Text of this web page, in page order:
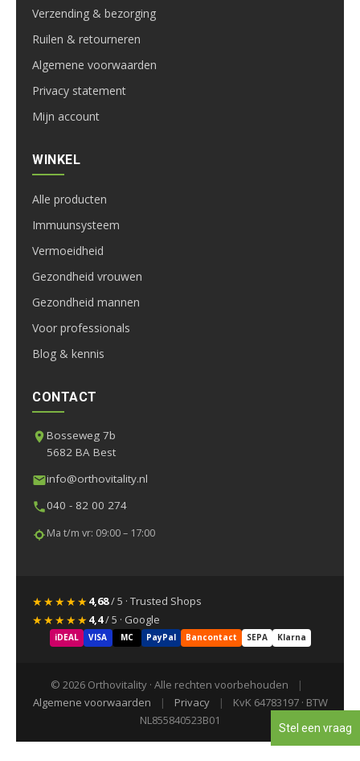
Verzending & bezorging
Ruilen & retourneren
Algemene voorwaarden
Privacy statement
Mijn account
WINKEL
Alle producten
Immuunsysteem
Vermoeidheid
Gezondheid vrouwen
Gezondheid mannen
Voor professionals
Blog & kennis
CONTACT
Bosseweg 7b
5682 BA Best
info@orthovitality.nl
040 - 82 00 274
Ma t/m vr: 09:00 – 17:00
★★★★★4,68/ 5 · Trusted Shops
★★★★★4,4/ 5 · Google
iDEAL VISA MC PayPal Bancontact SEPA Klarna
© 2026 Orthovitality · Alle rechten voorbehouden
|
Algemene voorwaarden
| Privacy |
KvK 64783197 · BTW
NL855840523B01
Stel een vraag